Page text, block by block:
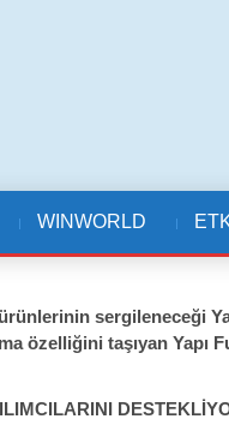
WINWORLD
sergileneceği
taşıyan Yapı